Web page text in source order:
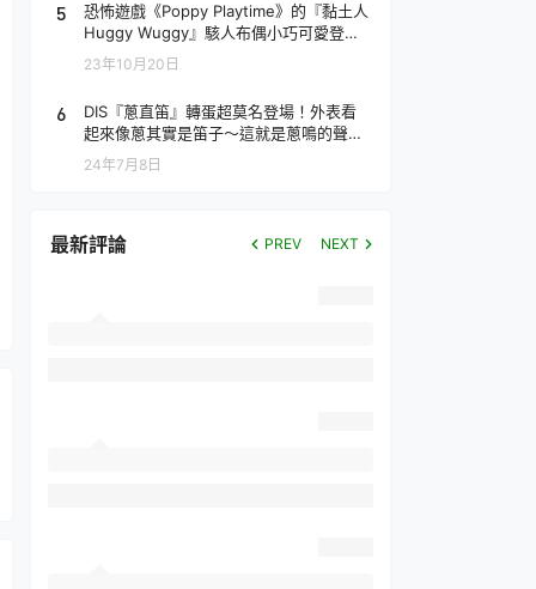
5
恐怖遊戲《Poppy Playtime》的『黏土人
Huggy Wuggy』駭人布偶小巧可愛登
場！
23年10月20日
6
DIS『蔥直笛』轉蛋超莫名登場！外表看
起來像蔥其實是笛子～這就是蔥鳴的聲音
24年7月8日
最新評論 PREV NEXT